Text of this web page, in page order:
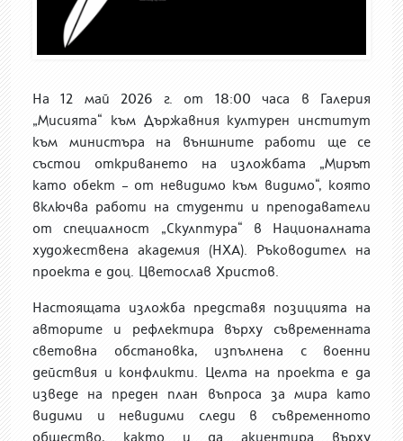
На 12 май 2026 г. от 18:00 часа в Галерия
„Мисията“ към Държавния културен институт
към министъра на външните работи ще се
състои откриването на изложбата „Мирът
като обект – от невидимо към видимо“, която
включва работи на студенти и преподаватели
от специалност „Скулптура“ в Националната
художествена академия (НХА). Ръководител на
проекта е доц. Цветослав Христов.
Настоящата изложба представя позицията на
авторите и рефлектира върху съвременната
световна обстановка, изпълнена с военни
действия и конфликти. Целта на проекта е да
изведе на преден план въпроса за мира като
видими и невидими следи в съвременното
общество, както и да акцентира върху